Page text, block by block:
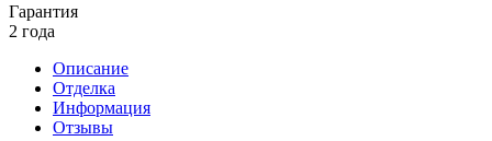
Гарантия
2 года
Описание
Отделка
Информация
Отзывы